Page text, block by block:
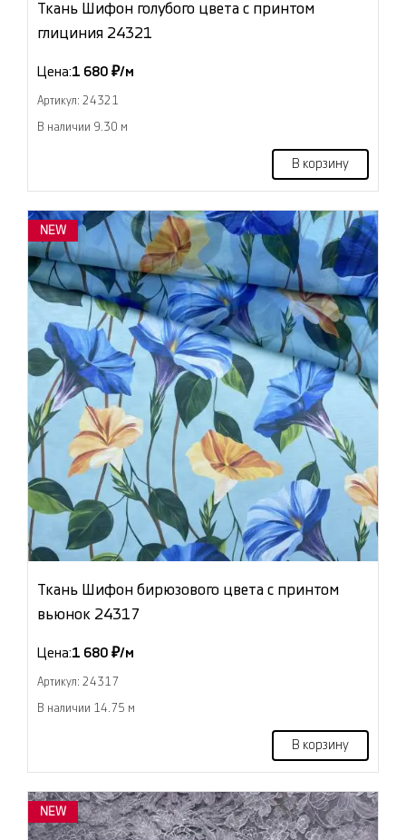
Ткань Шифон голубого цвета с принтом
глициния 24321
Цена:1 680 ₽/м
Артикул: 24321
В наличии 9.30 м
В корзину
NEW
Ткань Шифон бирюзового цвета с принтом
вьюнок 24317
Цена:1 680 ₽/м
Артикул: 24317
В наличии 14.75 м
В корзину
NEW